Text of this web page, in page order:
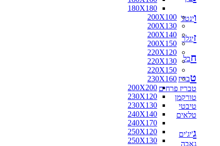
180X180
200X100
200X130
200X140
200X150
220X120
220X130
220X150
230X160
200X200
230X120
230X130
240X140
240X170
250X120
250X130
וינטג'
זיגלר
חבל
טבריז
טבריז פרחים
טורקמן
טיבטי
טלאים
ג'יג'ים
גאבה